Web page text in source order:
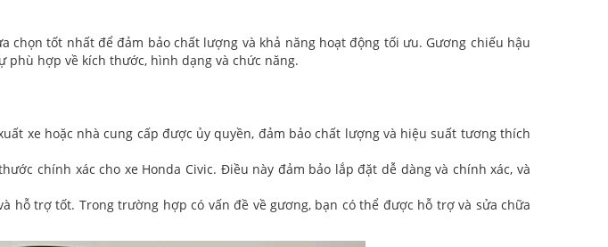
tốt nhất để đảm bảo chất lượng và khả năng hoạt động tối ưu. Gương chiếu hậu
phù hợp về kích thước, hình dạng và chức năng.
xe hoặc nhà cung cấp được ủy quyền, đảm bảo chất lượng và hiệu suất tương thích
chính xác cho xe Honda Civic. Điều này đảm bảo lắp đặt dễ dàng và chính xác, và
hỗ trợ tốt. Trong trường hợp có vấn đề về gương, bạn có thể được hỗ trợ và sửa chữa